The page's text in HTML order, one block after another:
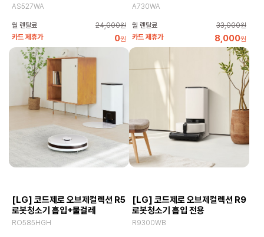
AS527WA
월 렌탈료
24,000원
카드 제휴가
0원
A730WA
월 렌탈료
33,000원
카드 제휴가
8,000원
[LG] 코드제로 오브제컬렉션 R5
로봇청소기 흡입+물걸레
RO585HGH
[LG] 코드제로 오브제컬렉션 R9
로봇청소기 흡입 전용
R9300WB